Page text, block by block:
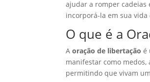
ajudar a romper cadeias
incorporá-la em sua vida
O que é a
Aoração de libertação é
manifestar como medos,
permitindo que vivam